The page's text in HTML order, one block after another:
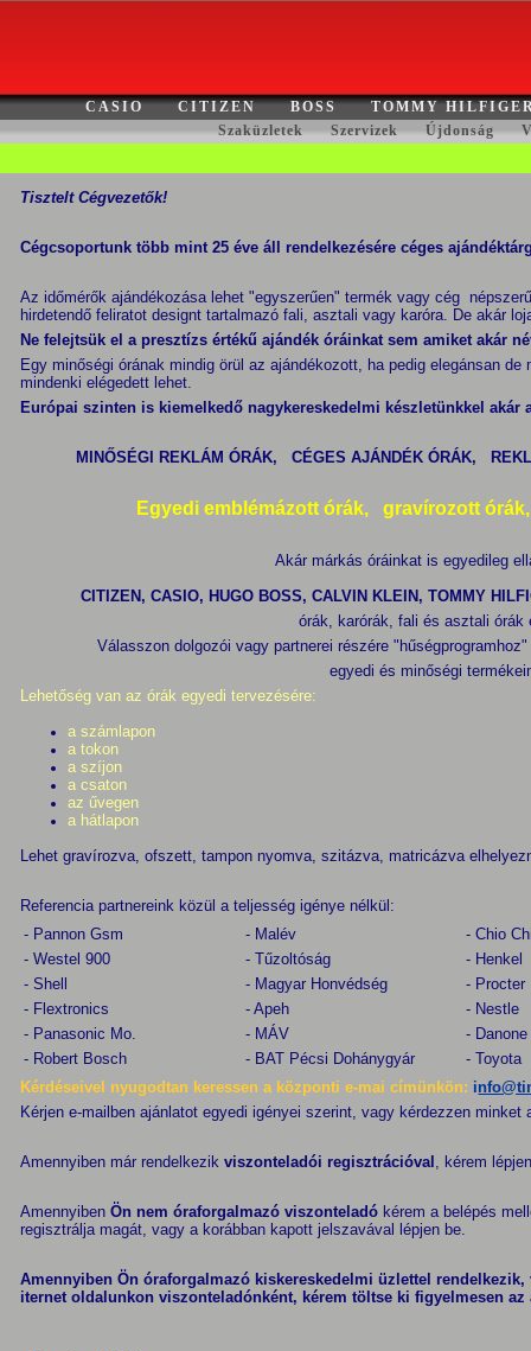
CASIO CITIZEN BOSS
TOMMY
Szaküzletek
Szervizek Újdonság
Tisztelt Cégvezetők!
Cégcsoportunk több mint 25 éve áll rendelkezésére céges
Az időmérők ajándékozása lehet "egyszerűen" termék vagy cég
hirdetendő feliratot designt tartalmazó fali, asztali vagy karóra. De akár
Ne felejtsük el a presztízs értékű ajándék óráinkat sem amiket akár
Egy minőségi órának mindig örül az ajándékozott, ha pedig elegánsan
mindenki elégedett lehet.
Európai szinten is kiemelkedő nagykereskedelmi készletünkkel
MINŐSÉGI REKLÁM ÓRÁK, CÉGES AJÁNDÉK ÓRÁK,
Egyedi emblémázott órák, gravírozott
Akár márkás óráinkat is egyedileg
CITIZEN, CASIO, HUGO BOSS, CALVIN KLEIN, TOMMY
órák, karórák, fali és asztali
Válasszon dolgozói vagy partnerei részére
egyedi és minőségi
Lehetőség van az órák egyedi tervezésére:
a számlapon
a tokon
a szíjon
a csaton
az űvegen
a hátlapon
Lehet gravírozva, ofszett, tampon nyomva, szitázva, matricázva
Referencia partnereink közül a teljesség igénye nélkül:
- Pannon Gsm
- Westel 900
- Shell
- Flextronics
- Panasonic Mo.
- Robert Bosch
- Malév
- Tűzoltóság
- Magyar Honvédség
- Apeh
- MÁV
- BAT Pécsi Dohánygyár
- Chio
- Henkel
-
- Nestle
- Danone
- Toyota
Kérdéseivel nyugodtan keressen a központi e-mai címünkön: i
Kérjen e-mailben ajánlatot egyedi igényei szerint, vagy kérdezzen
Amennyiben már rendelkezikviszonteladói regisztrációval , kérem
AmennyibenÖn nem óraforgalmazó viszonteladó kérem a belépés
regisztrálja magát, vagy a korábban kapott jelszavával lépjen be.
Amennyiben Ön óraforgalmazó kiskereskedelmi üzlettel
iternet oldalunkon viszonteladónként, kérem töltse ki figyelmesen